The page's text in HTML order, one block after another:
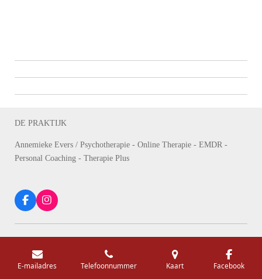
DE PRAKTIJK
Annemieke Evers / Psychotherapie - Online Therapie - EMDR -
Personal Coaching - Therapie Plus
F
a
c
k
I
n
s
a
E-mailadres Telefoonnummer Kaart Facebook